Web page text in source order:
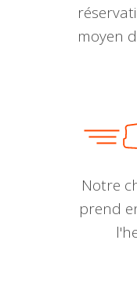
moyen
Notre
prend